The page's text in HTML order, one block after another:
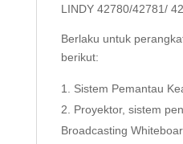
LINDY 42780/42781/
Berlaku untuk
berikut:
Sistem Pemantau
Proyektor, sistem
Broadcasting